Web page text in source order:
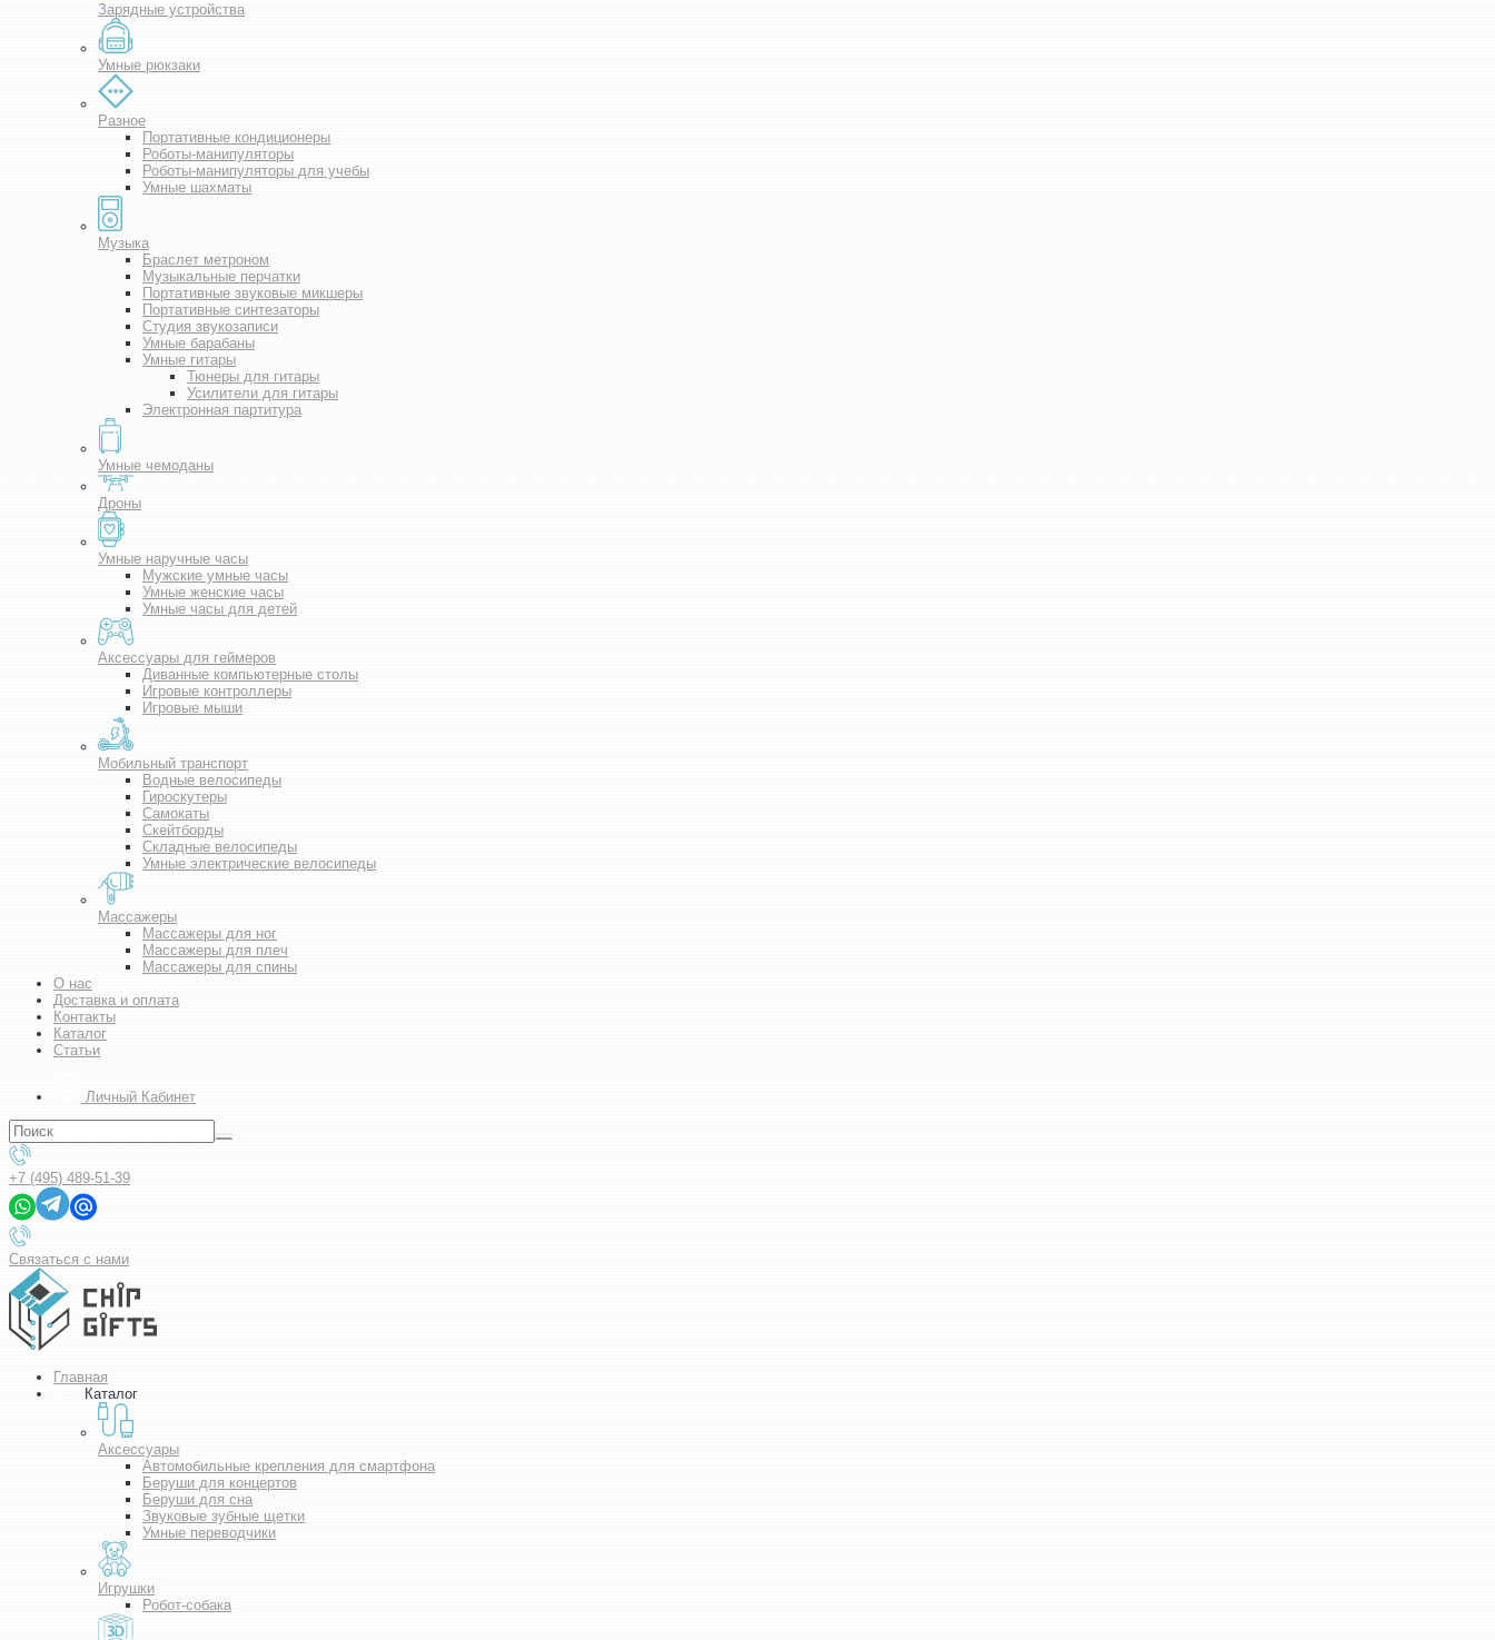
Зарядные устройства
Умные рюкзаки
Разное
Портативные кондиционеры
Роботы-манипуляторы
Роботы-манипуляторы для учебы
Умные шахматы
Музыка
Браслет метроном
Музыкальные перчатки
Портативные звуковые микшеры
Портативные синтезаторы
Студия звукозаписи
Умные барабаны
Умные гитары
Тюнеры для гитары
Усилители для гитары
Электронная партитура
Умные чемоданы
Дроны
Умные наручные часы
Мужские умные часы
Умные женские часы
Умные часы для детей
Аксессуары для геймеров
Диванные компьютерные столы
Игровые контроллеры
Игровые мыши
Мобильный транспорт
Водные велосипеды
Гироскутеры
Самокаты
Скейтборды
Складные велосипеды
Умные электрические велосипеды
Массажеры
Массажеры для ног
Массажеры для плеч
Массажеры для спины
О нас
Доставка и оплата
Контакты
Каталог
Статьи
Личный Кабинет
+7 (495) 489-51-39
Связаться с нами
Главная
Каталог
Аксессуары
Автомобильные крепления для смартфона
Беруши для концертов
Беруши для сна
Звуковые зубные щетки
Умные переводчики
Игрушки
Робот-собака